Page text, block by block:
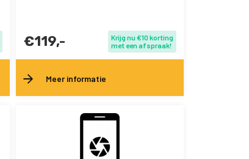
€119,-
Krijg nu €10 korting
met een afspraak!
Meer informatie